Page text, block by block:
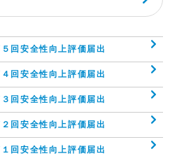
回安全性向上評価届出
回安全性向上評価届出
回安全性向上評価届出
回安全性向上評価届出
回安全性向上評価届出